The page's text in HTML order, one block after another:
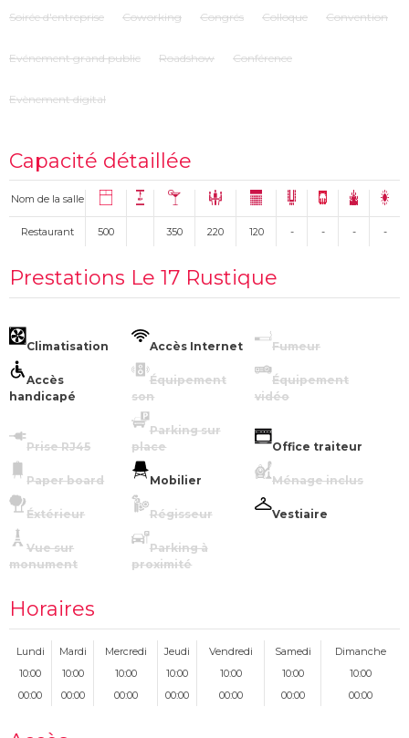
Soirée d'entreprise Coworking Congrés Colloque Convention
Evénement grand public Roadshow Conférence
Evènement digital
Capacité détaillée
Nom de la salle
Restaurant 500 350 220 120 - - - -
Prestations Le 17 Rustique
Climatisation Accès Internet Fumeur
Accès
handicapé
Équipement
son
Équipement
vidéo
Prise RJ45
Parking sur
place
Office traiteur
Paper board Mobilier Ménage inclus
Éxtérieur Régisseur Vestiaire
Vue sur
monument
Parking à
proximité
Horaires
Lundi Mardi Mercredi Jeudi Vendredi Samedi
Dimanche
10:00
10:00 10:00 10:00 10:00 10:00
10:00
00:00
00:00 00:00 00:00 00:00 00:00 00:00